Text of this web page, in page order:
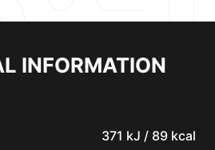
INFORMATION
371 kJ / 89 kcal